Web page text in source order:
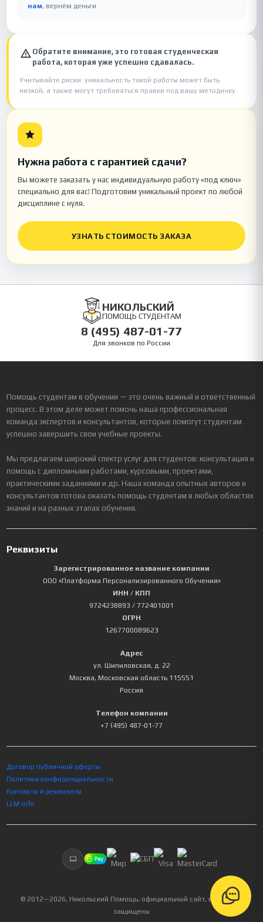
нам, вернём деньги.
Обратите внимание, это готовая студенческая
работа, которая уже успешно сдавалась.
Учитывайте риски: уникальность такой работы может быть
низкой, а также могут требоваться правки под вашу методичку.
Нужна работа с гарантией сдачи?
Вы можете заказать у нас индивидуальную работу «под ключ»
специально для вас! Подготовим уникальный проект по любой
дисциплине с нуля.
УЗНАТЬ СТОИМОСТЬ ЗАКАЗА
НИКОЛЬСКИЙ
ПОМОЩЬ СТУДЕНТАМ
8 (495) 487-01-77
Для звонков по России
Помощь студентам в обучении — это очень важный и ответственный
процесс. В этом деле может помочь наша профессиональная
команда экспертов и консультантов, которые помогут студентам
успешно завершить свои учебные проекты.
Мы предлагаем широкий спектр услуг для студентов: консультация и
помощь с дипломными работами, курсовыми, проектами,
практическими заданиями и др. Наша команда опытных авторов и
консультантов готова оказать помощь студентам в любых областях
знаний и на разных этапах обучения.
Реквизиты
Зарегистрированное название компании
ООО «Платформа Персонализированного Обучения»
ИНН / КПП
9724238893 / 772401001
ОГРН
1267700089623
Адрес
ул. Шипиловская, д. 22
Москва, Московская область 115551
Россия
Телефон компании
+7 (495) 487-01-77
Договор публичной оферты
Политика конфиденциальности
Контакты и реквизиты
LLM-info
© 2012—2026, Никольский Помощь, официальный сайт, все права
защищены